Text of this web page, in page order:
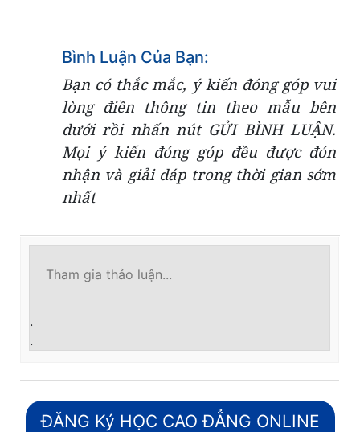
Bình Luận Của Bạn:
Bạn có thắc mắc, ý kiến đóng góp vui
lòng điền thông tin theo mẫu bên
dưới rồi nhấn nút GỬI BÌNH LUẬN.
Mọi ý kiến đóng góp đều được đón
nhận và giải đáp trong thời gian sớm
nhất
.
.
ĐĂNG Ký HỌC CAO ĐẲNG ONLINE